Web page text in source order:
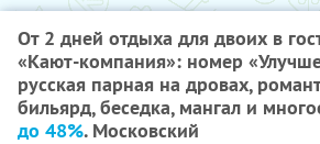
От 2 дней отдыха для двоих в
«Кают-компания»: номер
русская парная на дровах,
бильярд, беседка, мангал и
до 48%. Московский